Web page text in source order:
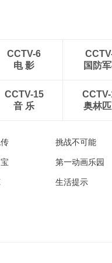
CCTV-6
电 影
国防
CCTV-15
音 乐
奥林
挑战不可能
第一动画乐园
生活提示